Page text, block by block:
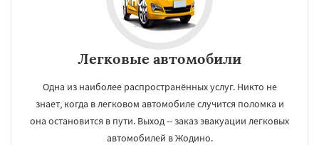
Работаем по
×
Легковые автомобили
Одна из наиболее распространённых услуг. Никто не
знает, когда в легковом автомобиле случится поломка и
она остановится в пути. Выход -- заказ эвакуации легковых
автомобилей в Жодино.
УЗНАТЬ ПОДРОБНЕЕ ×